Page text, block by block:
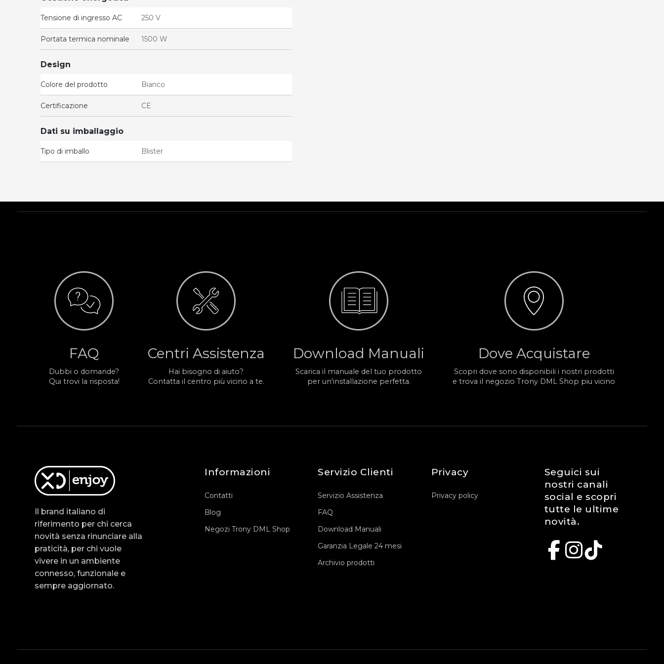
Tensione di ingresso AC 250 V
Portata termica nominale 1500 W
Design
Colore del prodotto Bianco
Certificazione CE
Dati su imballaggio
Tipo di imballo Blister
FAQ
Dubbi o domande?
Qui trovi la risposta!
Centri Assistenza
Hai bisogno di aiuto?
Contatta il centro più vicino a te.
Download Manuali
Scarica il manuale del tuo prodotto
per un'installazione perfetta.
Dove Acquistare
Scopri dove sono disponibili i nostri prodotti
e trova il negozio Trony DML Shop piu vicino
Il brand italiano di
riferimento per chi cerca
novità senza rinunciare alla
praticità, per chi vuole
vivere in un ambiente
connesso, funzionale e
sempre aggiornato.
Informazioni
Contatti
Blog
Negozi Trony DML Shop
Servizio Clienti
Servizio Assistenza
FAQ
Download Manuali
Garanzia Legale 24 mesi
Archivio prodotti
Privacy
Privacy policy
Seguici sui
nostri canali
social e scopri
tutte le ultime
novità.